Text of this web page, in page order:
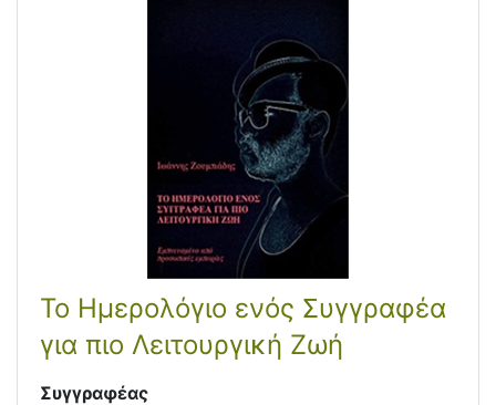
Το Ημερολόγιο ενός Συγγραφέα
για πιο Λειτουργική Ζωή
Συγγραφέας